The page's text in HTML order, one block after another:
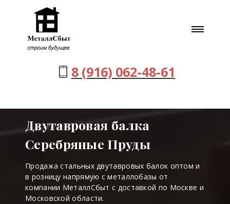
8 (916) 062-48-61
Двутавровая балка
Серебряные Пруды
Продажа стальных двутавровых балок оптом и
в розницу напрямую с металлобазы от
компании МеталлСбыт с доставкой по Москве и
Московской области.